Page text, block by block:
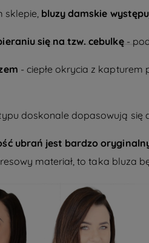
bluzy damskie
się na tzw. cebulkę-
- ciepłe okrycia z
doskonale dopasowują się
ubrań jest bardzo
materiał, to taka bluza